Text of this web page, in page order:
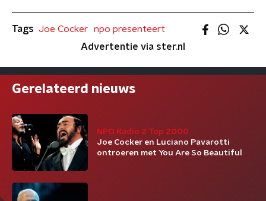
Tags Joe Cocker
npo presenteert
Advertentie via ster.nl
Gerelateerd nieuws
NPO Radio 2 Top 2000
Joe Cocker en Luciano Pavarotti
ontroeren met You Are So Beautiful